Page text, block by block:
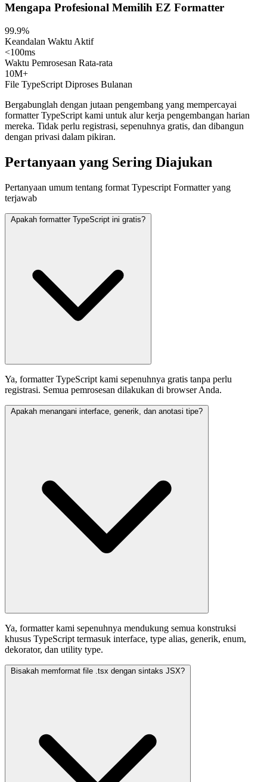
Mengapa Profesional Memilih EZ Formatter
99.9%
Keandalan Waktu Aktif
<100ms
Waktu Pemrosesan Rata-rata
10M+
File TypeScript Diproses Bulanan
Bergabunglah dengan jutaan pengembang yang mempercayai
formatter TypeScript kami untuk alur kerja pengembangan harian
mereka. Tidak perlu registrasi, sepenuhnya gratis, dan dibangun
dengan privasi dalam pikiran.
Pertanyaan yang Sering Diajukan
Pertanyaan umum tentang format Typescript Formatter yang
terjawab
Apakah formatter TypeScript ini gratis?
Ya, formatter TypeScript kami sepenuhnya gratis tanpa perlu
registrasi. Semua pemrosesan dilakukan di browser Anda.
Apakah menangani interface, generik, dan anotasi tipe?
Ya, formatter kami sepenuhnya mendukung semua konstruksi
khusus TypeScript termasuk interface, type alias, generik, enum,
dekorator, dan utility type.
Bisakah memformat file .tsx dengan sintaks JSX?